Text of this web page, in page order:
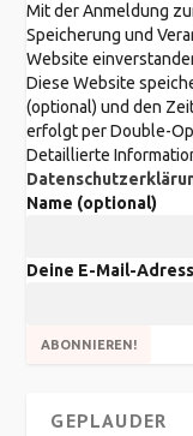
Mit der Anmeldung
Speicherung und
Website
Diese Website
(optional) und den
erfolgt per Double-
Detaillierte
Name (optional)
Deine E-Mail-
GEPLAUDER